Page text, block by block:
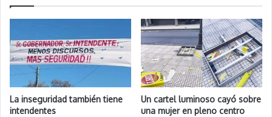
La inseguridad también tiene
intendentes
Un cartel luminoso cayó sobre
una mujer en pleno centro